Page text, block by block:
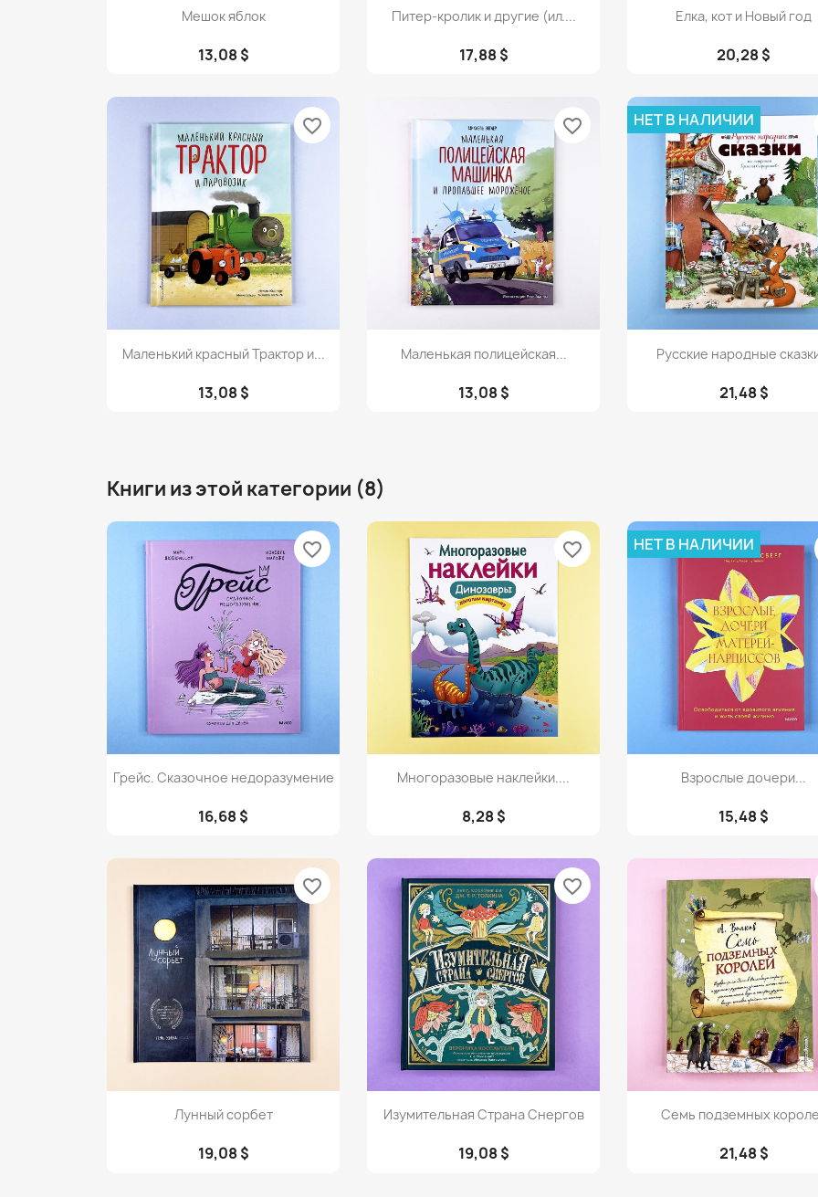
Просмотр
Мешок яблок
13,08 $
Просмотр
Питер-кролик и другие (ил....
17,88 $
Просмотр
Елка, кот и Новый год
20,28 $
Просмотр
Маленький красный Трактор и...
13,08 $
favorite_border
Просмотр
Маленькая полицейская...
13,08 $
favorite_border
Просмотр
Русские народные
21,48 $
НЕТ В НАЛИЧИИ
Книги из этой категории (8)
Просмотр
Грейс. Сказочное недоразумение
16,68 $
favorite_border
Просмотр
Многоразовые наклейки....
8,28 $
favorite_border
Просмотр
Взрослые дочери...
15,48 $
НЕТ В НАЛИЧИИ
Просмотр
Лунный сорбет
19,08 $
favorite_border
Просмотр
Изумительная Страна Снергов
19,08 $
favorite_border
Просмотр
Семь подземных
21,48 $